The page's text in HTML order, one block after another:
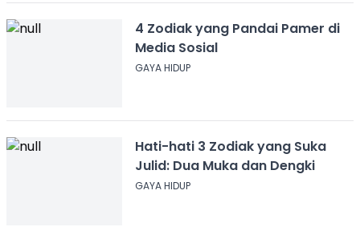
4 Zodiak yang Pandai Pamer di
Media Sosial
GAYA HIDUP
Hati-hati 3 Zodiak yang Suka
Julid: Dua Muka dan Dengki
GAYA HIDUP